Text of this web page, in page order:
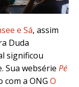
e Sá, assim
Duda
significou
Sua websérie Pé
com a ONG O